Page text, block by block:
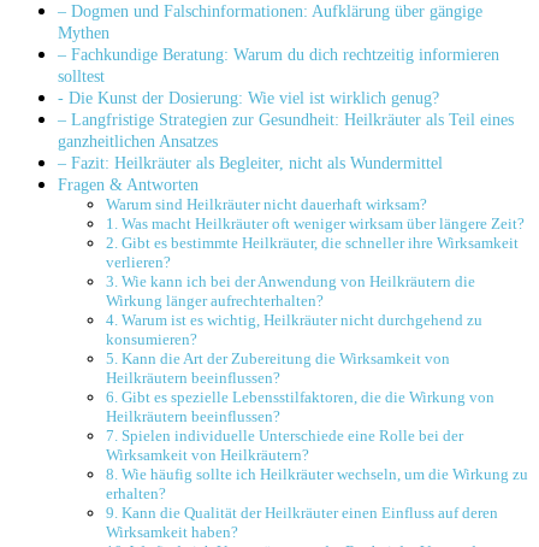
– Dogmen und ⁢Falschinformationen: Aufklärung über gängige
Mythen
– Fachkundige​ Beratung: ‌Warum du dich rechtzeitig informieren
solltest
-⁢ Die Kunst der Dosierung:⁤ Wie viel ist⁢ wirklich genug?
– ⁤Langfristige Strategien zur Gesundheit: Heilkräuter als Teil eines
ganzheitlichen ⁢Ansatzes
– Fazit: Heilkräuter als Begleiter, nicht ​als Wundermittel
Fragen ⁢& Antworten
Warum sind Heilkräuter nicht ⁤dauerhaft wirksam?
1. Was ⁢macht‍ Heilkräuter ‍oft weniger⁤ wirksam über längere Zeit?
2.‍ Gibt ⁤es bestimmte ⁣Heilkräuter, die​ schneller ihre Wirksamkeit‍
verlieren?
3. Wie kann ich bei der⁢ Anwendung von Heilkräutern‍ die
Wirkung länger aufrechterhalten?
4. ⁣Warum ist⁣ es wichtig, Heilkräuter nicht⁣ durchgehend zu
konsumieren?
5. Kann die ​Art der Zubereitung⁢ die⁣ Wirksamkeit von
⁢Heilkräutern ​beeinflussen?
6.⁣ Gibt es spezielle Lebensstilfaktoren, die die Wirkung von
Heilkräutern beeinflussen?
7. Spielen⁤ individuelle Unterschiede eine⁣ Rolle‍ bei der
Wirksamkeit von‍ Heilkräutern?
8. Wie häufig sollte⁢ ich Heilkräuter ⁢wechseln,‌ um die ⁢Wirkung zu
⁢erhalten?
9.‍ Kann die⁢ Qualität der ‍Heilkräuter einen ⁣Einfluss auf deren
Wirksamkeit⁢ haben?